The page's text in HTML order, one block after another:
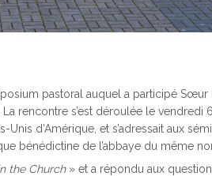
pastoral auquel a participé Sœur
rencontre s’est déroulée le vendredi
Unis d’Amérique, et s’adressait aux
bénédictine de l’abbaye du même
the Church» et a répondu aux